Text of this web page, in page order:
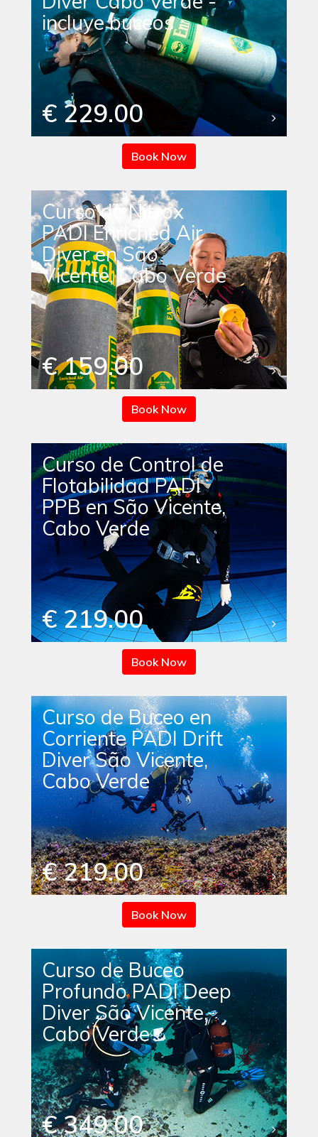
incluye buceos
€ 229.00
Book Now
Curso de Nitrox
PADI Enriched Air
Diver en São
Vicente, Cabo Verde
€ 159.00
Book Now
Curso de Control de
Flotabilidad PADI
PPB en São Vicente,
Cabo Verde
€ 219.00
Book Now
Curso de Buceo en
Corriente PADI Drift
Diver São Vicente,
Cabo Verde
€ 219.00
Book Now
Curso de Buceo
Profundo PADI Deep
Diver São Vicente,
Cabo Verde
€ 349.00